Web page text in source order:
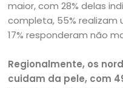
maior, com 28% delas
completa, 55% realizam
17% responderam não
Regionalmente, os
cuidam da pele, com